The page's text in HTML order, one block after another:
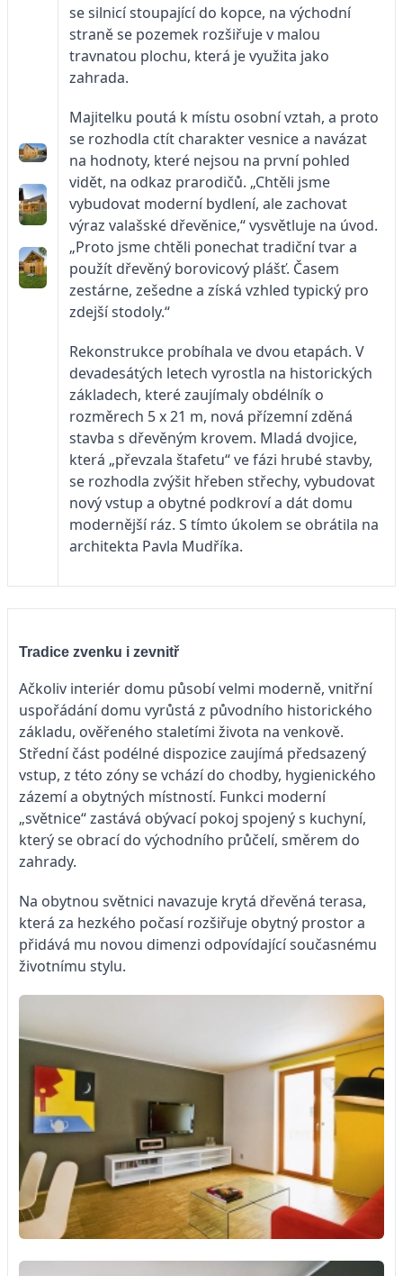
se silnicí stoupající do kopce, na východní
straně se pozemek rozšiřuje v malou
travnatou plochu, která je využita jako
zahrada.
Majitelku poutá k místu osobní vztah, a proto
se rozhodla ctít charakter vesnice a navázat
na hodnoty, které nejsou na první pohled
vidět, na odkaz prarodičů. „Chtěli jsme
vybudovat moderní bydlení, ale zachovat
výraz valašské dřevěnice,“ vysvětluje na úvod.
„Proto jsme chtěli ponechat tradiční tvar a
použít dřevěný borovicový plášť. Časem
zestárne, zešedne a získá vzhled typický pro
zdejší stodoly.“
Rekonstrukce probíhala ve dvou etapách. V
devadesátých letech vyrostla na historických
základech, které zaujímaly obdélník o
rozměrech 5 x 21 m, nová přízemní zděná
stavba s dřevěným krovem. Mladá dvojice,
která „převzala štafetu“ ve fázi hrubé stavby,
se rozhodla zvýšit hřeben střechy, vybudovat
nový vstup a obytné podkroví a dát domu
modernější ráz. S tímto úkolem se obrátila na
architekta Pavla Mudříka.
Tradice zvenku i zevnitř
Ačkoliv interiér domu působí velmi moderně, vnitřní
uspořádání domu vyrůstá z původního historického
základu, ověřeného staletími života na venkově.
Střední část podélné dispozice zaujímá předsazený
vstup, z této zóny se vchází do chodby, hygienického
zázemí a obytných místností. Funkci moderní
„světnice“ zastává obývací pokoj spojený s kuchyní,
který se obrací do východního průčelí, směrem do
zahrady.
Na obytnou světnici navazuje krytá dřevěná terasa,
která za hezkého počasí rozšiřuje obytný prostor a
přidává mu novou dimenzi odpovídající současnému
životnímu stylu.